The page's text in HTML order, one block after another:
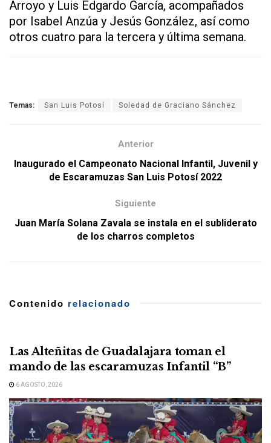
Arroyo y Luis Edgardo García, acompañados
por Isabel Anzúa y Jesús González, así como
otros cuatro para la tercera y última semana.
Temas: San Luis Potosí Soledad de Graciano Sánchez
Anterior
Inaugurado el Campeonato Nacional Infantil, Juvenil y
de Escaramuzas San Luis Potosí 2022
Siguiente
Juan María Solana Zavala se instala en el subliderato
de los charros completos
Contenido relacionado
Las Alteñitas de Guadalajara toman el
mando de las escaramuzas Infantil “B”
6 AGOSTO, 2026